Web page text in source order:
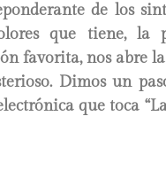
de los
que tiene, la
favorita, nos abre
Dimos un
que toca